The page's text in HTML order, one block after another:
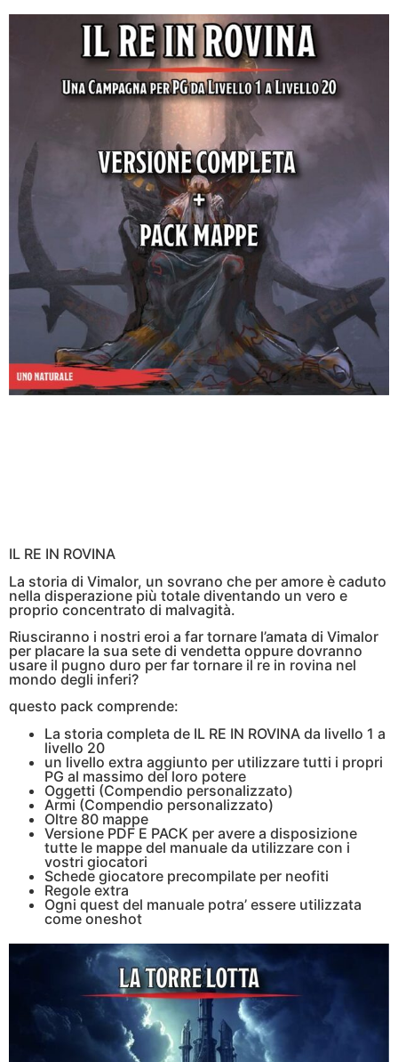
IL RE IN ROVINA
La storia di Vimalor, un sovrano che per amore è caduto
nella disperazione più totale diventando un vero e
proprio concentrato di malvagità.
Riusciranno i nostri eroi a far tornare l’amata di Vimalor
per placare la sua sete di vendetta oppure dovranno
usare il pugno duro per far tornare il re in rovina nel
mondo degli inferi?
questo pack comprende:
La storia completa de IL RE IN ROVINA da livello 1 a
livello 20
un livello extra aggiunto per utilizzare tutti i propri
PG al massimo del loro potere
Oggetti (Compendio personalizzato)
Armi (Compendio personalizzato)
Oltre 80 mappe
Versione PDF E PACK per avere a disposizione
tutte le mappe del manuale da utilizzare con i
vostri giocatori
Schede giocatore precompilate per neofiti
Regole extra
Ogni quest del manuale potra’ essere utilizzata
come oneshot